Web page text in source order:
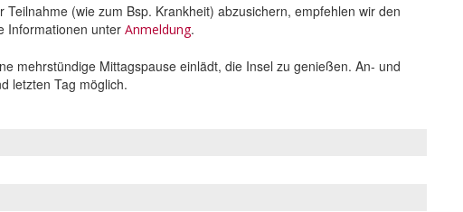
(wie zum Bsp. Krankheit) abzusichern, empfehlen wir den
Informationen unter Anmeldung.
mehrstündige Mittagspause einlädt, die Insel zu genießen. An- und
letzten Tag möglich.